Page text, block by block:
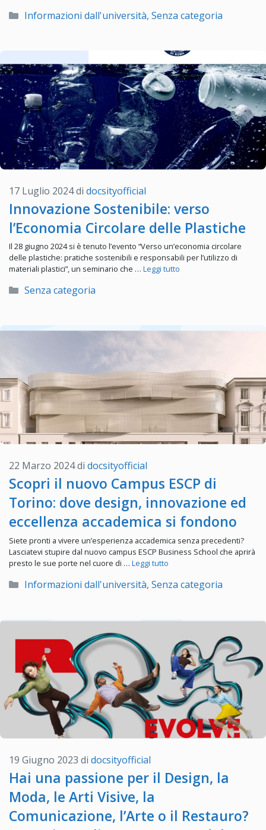
Categorie
Informazioni dall'università, Senza categoria
Innovazione Sostenibile: verso
l’Economia Circolare delle Plastiche
17 Luglio 2024di docsityofficial
Il 28 giugno 2024 si è tenuto l’evento “Verso un’economia circolare
delle plastiche: pratiche sostenibili e responsabili per l’utilizzo di
materiali plastici”, un seminario che … Leggi tutto
Categorie
Senza categoria
Scopri il nuovo Campus ESCP di
Torino: dove design, innovazione ed
eccellenza accademica si fondono
22 Marzo 2024di docsityofficial
Siete pronti a vivere un’esperienza accademica senza precedenti?
Lasciatevi stupire dal nuovo campus ESCP Business School che aprirà
presto le sue porte nel cuore di … Leggi tutto
Categorie
Informazioni dall'università, Senza categoria
Hai una passione per il Design, la
Moda, le Arti Visive, la
Comunicazione, l’Arte o il Restauro?
19 Giugno 2023 di docsityofficial